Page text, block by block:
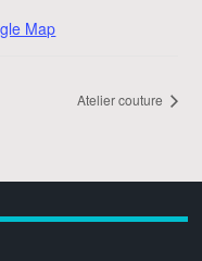
Map
Atelier couture